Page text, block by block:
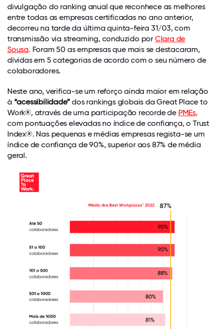
divulgação do ranking anual que reconhece as melhores
entre todas as empresas certificadas no ano anterior,
decorreu na tarde da última quinta-feira 31/03, com
transmissão via streaming, conduzido por Clara de
Sousa. Foram 50 as empresas que mais se destacaram,
dívidas em 5 categorias de acordo com o seu número de
colaboradores.
Neste ano, verifica-se um reforço ainda maior em relação
à “acessibilidade”dos rankings globais da Great Place to
Work®, através de uma participação recorde de PMEs,
com pontuações elevadas no índice de confiança, o Trust
Index®. Nas pequenas e médias empresas regista-se um
índice de confiança de 90%, superior aos 87% de média
geral.